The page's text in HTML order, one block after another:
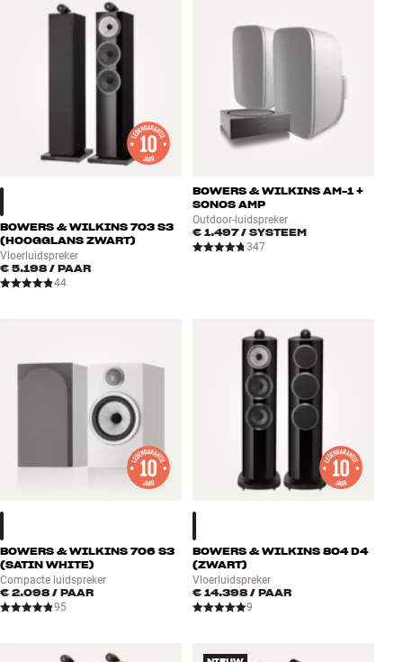
BOWERS & WILKINS 703 S3
(HOOGGLANS ZWART)
Vloerluidspreker
€ 5.198 / PAAR
44
BOWERS & WILKINS AM-1 +
SONOS AMP
Outdoor-luidspreker
€ 1.497/ SYSTEEM
347
BOWERS & WILKINS 706 S3
(SATIN WHITE)
Compacte luidspreker
€ 2.098 / PAAR
95
BOWERS & WILKINS 804 D4
(ZWART)
Vloerluidspreker
€ 14.398 / PAAR
9